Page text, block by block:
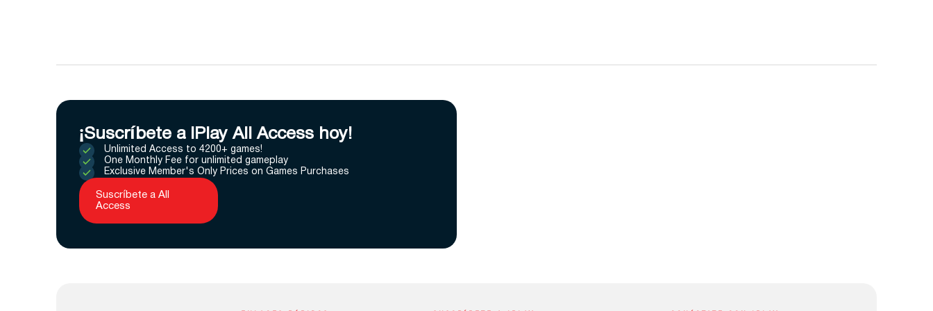
¡Suscríbete a IPlay All Access hoy!
Unlimited Access to 4200+ games!
One Monthly Fee for unlimited gameplay
Exclusive Member's Only Prices on Games Purchases
Suscríbete a All
Access